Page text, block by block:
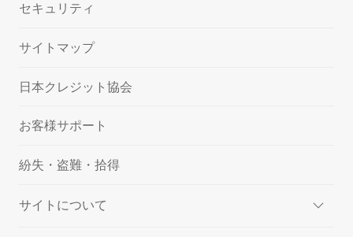
セキュリティ
サイトマップ
日本クレジット協会
お客様サポート
紛失・盗難・拾得
サイトについて